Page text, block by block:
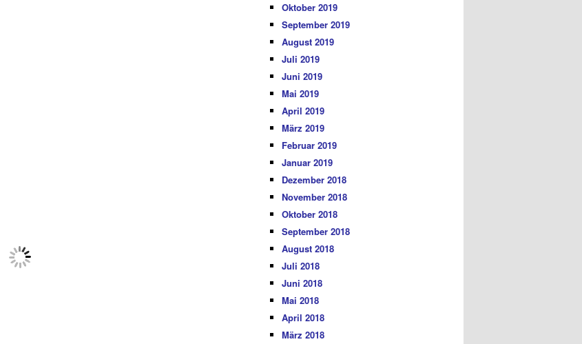
Oktober 2019
September 2019
August 2019
Juli 2019
Juni 2019
Mai 2019
April 2019
März 2019
Februar 2019
Januar 2019
Dezember 2018
November 2018
Oktober 2018
September 2018
August 2018
Juli 2018
Juni 2018
Mai 2018
April 2018
März 2018